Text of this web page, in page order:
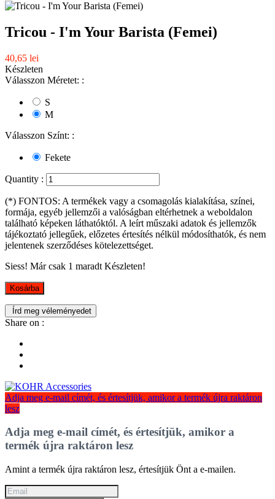
Tricou - I'm Your Barista (Femei)
40,65 lei
Készleten
Válasszon Méretet: :
S
M
Válasszon Színt: :
Fekete
Quantity :
(*) FONTOS: A termékek vagy a csomagolás kialakítása, színei,
formája, egyéb jellemzői a valóságban eltérhetnek a weboldalon
található képeken láthatóktól. A leírt műszaki adatok és jellemzők
tájékoztató jellegűek, előzetes értesítés nélkül módosíthatók, és nem
jelentenek szerződéses kötelezettséget.
Siess! Már csak 1 maradt Készleten!
Kosárba
Írd meg véleményedet
Share on :
Adja meg e-mail címét, és értesítjük, amikor a termék újra raktáron
lesz
Adja meg e-mail címét, és értesítjük, amikor a
termék újra raktáron lesz
Amint a termék újra raktáron lesz, értesítjük Önt a e-mailen.